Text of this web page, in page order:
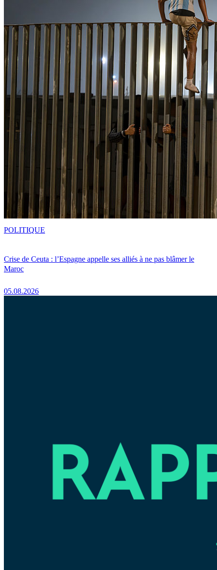
Crise de Ceuta : l’Espagne appelle ses alliés à ne pas blâmer le
Maroc
05.08.2026
POLITIQUE